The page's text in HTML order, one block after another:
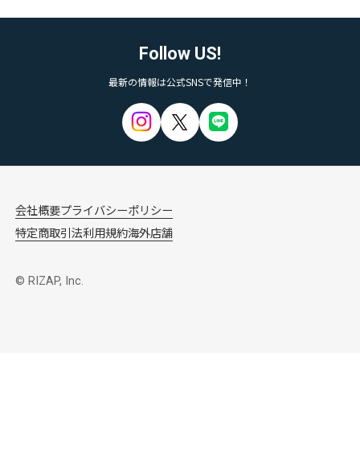
Follow US!
最新の情報は公式SNSで発信中！
会社概要プライバシーポリシー
特定商取引法利用規約海外店舗
© RIZAP, Inc.